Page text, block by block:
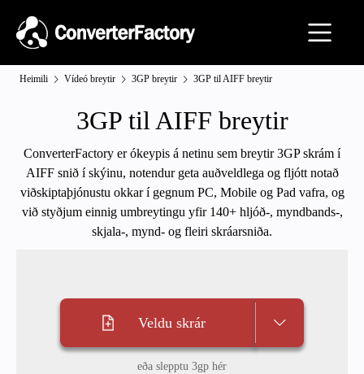
Heimili Vídeó breytir 3GP breytir 3GP til AIFF breytir
3GP til AIFF breytir
ConverterFactory er ókeypis á netinu sem breytir 3GP skrám í
AIFF snið í skýinu, notendur geta auðveldlega og fljótt notað
viðskiptaþjónustu okkar í gegnum PC, Mobile og Pad vafra, og
við styðjum einnig umbreytingu yfir 140+ hljóð-, myndbands-,
skjala-, mynd- og fleiri skráarsniða.
Veldu skrár
eða slepptu 3gp hér